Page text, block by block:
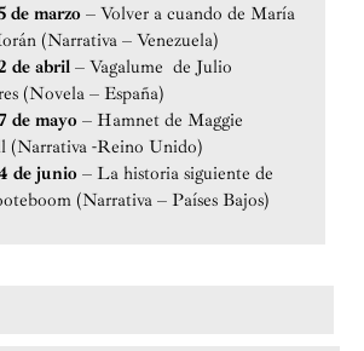
de marzo – Volver a cuando de María
(Narrativa – Venezuela)
de abril – Vagalume de Julio
(Novela – España)
de mayo – Hamnet de Maggie
(Narrativa -Reino Unido)
de junio – La historia siguiente de
(Narrativa – Países Bajos)